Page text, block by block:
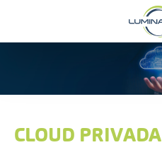
CLOUD PRIVADA